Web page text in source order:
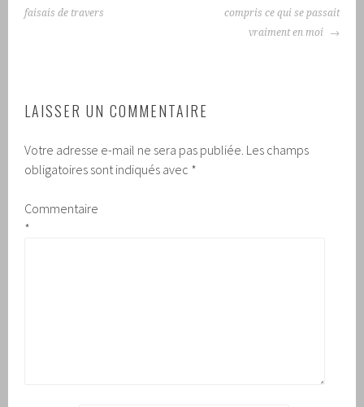
faisais de travers
compris ce qui se passait
vraiment en moi
LAISSER UN COMMENTAIRE
Votre adresse e-mail ne sera pas publiée. Les champs
obligatoires sont indiqués avec *
Commentaire
*